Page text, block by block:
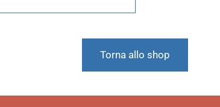
Torna allo shop